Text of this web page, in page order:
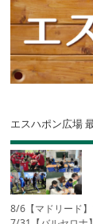
エスハポン広場
8/6【マドリード】